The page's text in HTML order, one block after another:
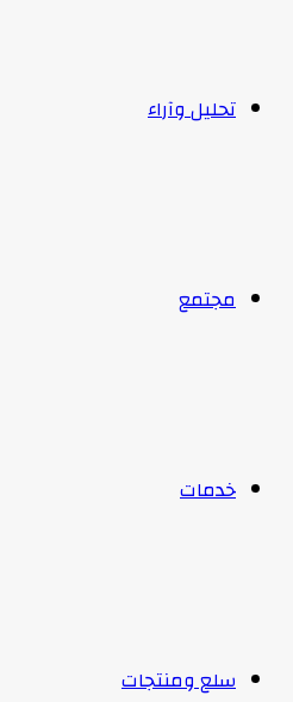
تحليل وآراء
مجتمع
خدمات
سلع ومنتجات